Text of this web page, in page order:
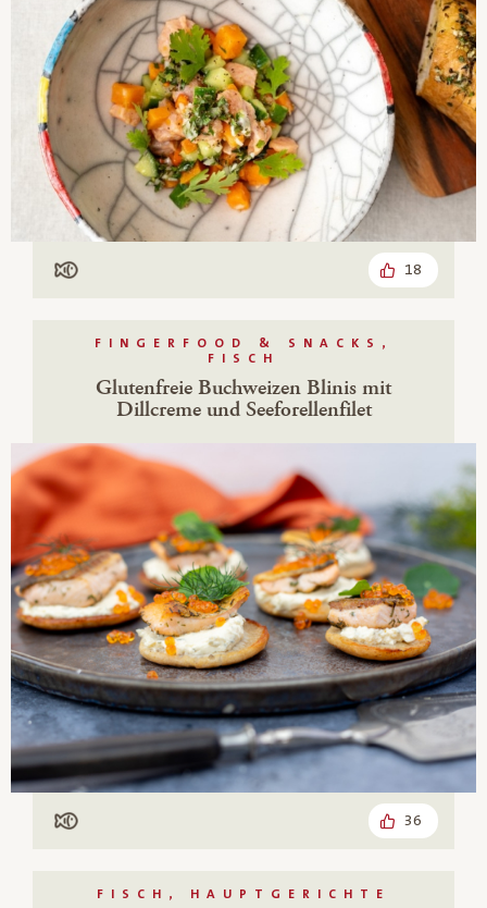
Mit Fisch 18
FINGERFOOD & SNACKS,
FISCH
Glutenfreie Buchweizen Blinis mit
Dillcreme und Seeforellenfilet
Mit Fisch 36
FISCH, HAUPTGERICHTE